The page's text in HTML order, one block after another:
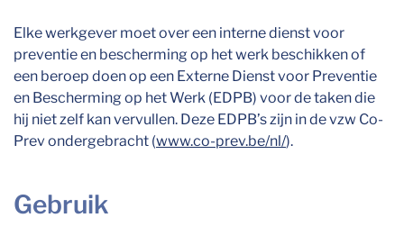
Elke werkgever moet over een interne dienst voor
preventie en bescherming op het werk beschikken of
een beroep doen op een Externe Dienst voor Preventie
en Bescherming op het Werk (EDPB) voor de taken die
hij niet zelf kan vervullen. Deze EDPB’s zijn in de vzw Co-
Prev ondergebracht (www.co-prev.be/nl/).
Gebruik